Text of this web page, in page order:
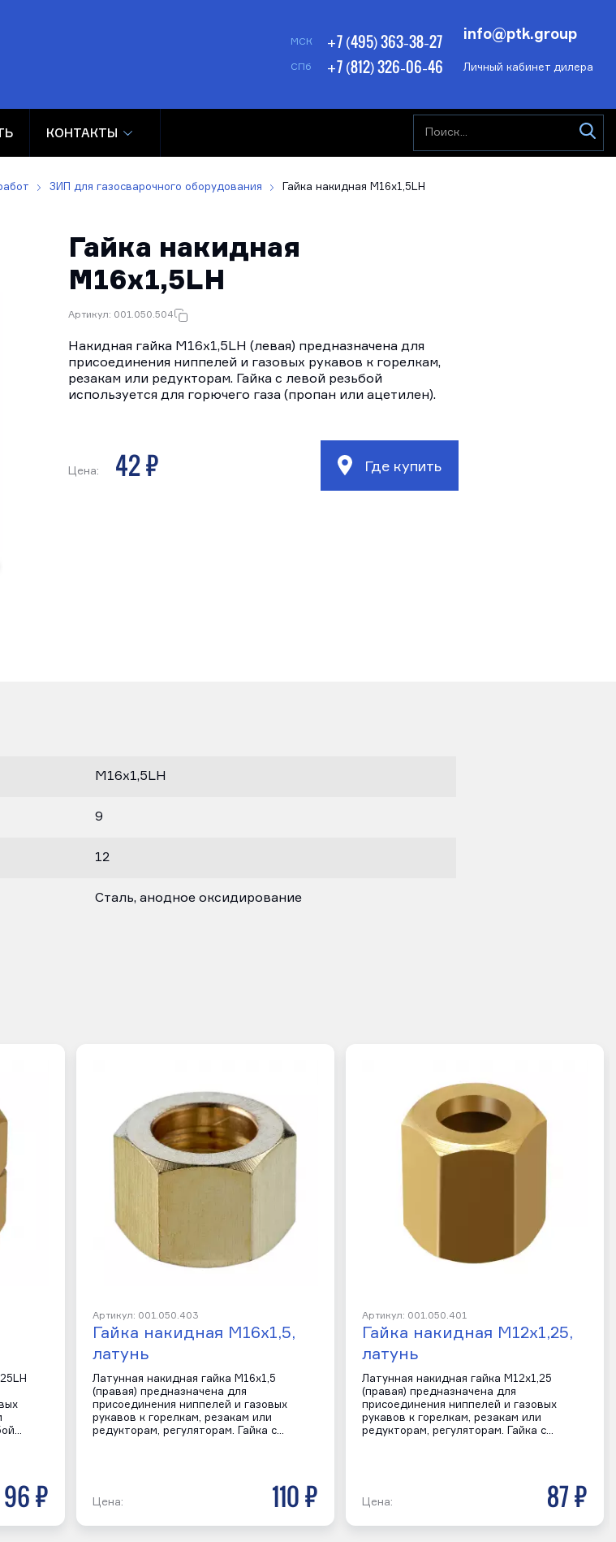
МСК +7 (495) 363-38-27
СПб +7 (812) 326-06-46 Личный кабинет дилера
info@ptk.group
КОНТАКТЫ
ЗИП для газосварочного оборудования Гайка накидная М16х1,5LH
Гайка накидная
М16х1,5LH
Артикул: 001.050.504
Накидная гайка М16х1,5LH (левая) предназначена для
присоединения ниппелей и газовых рукавов к горелкам,
резакам или редукторам. Гайка с левой резьбой
используется для горючего газа (пропан или ацетилен).
Цена: 42 р Где купить
М16х1,5LH
9
12
Сталь, анодное оксидирование
96 р
Артикул: 001.050.403
Гайка накидная М16х1,5,
латунь
Латунная накидная гайка М16х1,5
(правая) предназначена для
присоединения ниппелей и газовых
рукавов к горелкам, резакам или
редукторам, регуляторам. Гайка с…
Цена: 110 р
Артикул: 001.050.401
Гайка накидная М12х1,25,
латунь
Латунная накидная гайка М12х1,25
(правая) предназначена для
присоединения ниппелей и газовых
рукавов к горелкам, резакам или
редукторам, регуляторам. Гайка с…
Цена: 87 р